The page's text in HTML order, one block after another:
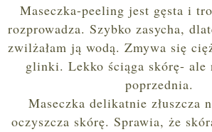
Maseczka-peeling jest gęsta i
rozprowadza. Szybko zasycha,
zwilżałam ją wodą. Zmywa się
glinki. Lekko ściąga skórę- ale
poprzednia.
Maseczka delikatnie złuszcza
oczyszcza skórę. Sprawia, że